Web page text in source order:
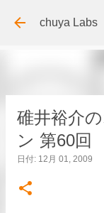
ス
chuya Labs
碓井裕介
ン 第60回
日付: 12月 01, 2009